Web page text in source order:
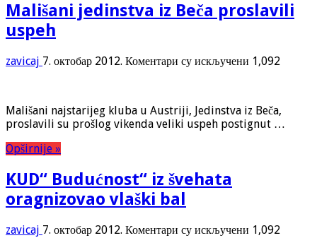
Mališani jedinstva iz Beča proslavili
uspeh
zavicaj 7. октобар 2012. Коментари су искључени на
Beča
proslavili
1,092
Mališani najstarijeg kluba u Austriji, Jedinstva iz Beča,
proslavili su prošlog vikenda veliki uspeh postignut …
Opširnije »
KUD“ Budućnost“ iz švehata
oragnizovao vlaški bal
zavicaj 7. октобар 2012. Коментари су искључени на
1,092